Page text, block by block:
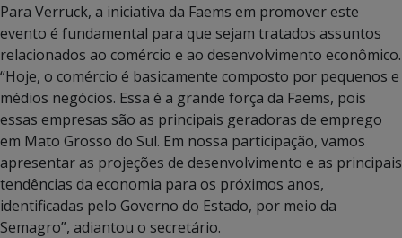
Para Verruck, a iniciativa da Faems em promover este
evento é fundamental para que sejam tratados assuntos
relacionados ao comércio e ao desenvolvimento econômico.
“Hoje, o comércio é basicamente composto por pequenos e
médios negócios. Essa é a grande força da Faems, pois
essas empresas são as principais geradoras de emprego
em Mato Grosso do Sul. Em nossa participação, vamos
apresentar as projeções de desenvolvimento e as principais
tendências da economia para os próximos anos,
identificadas pelo Governo do Estado, por meio da
Semagro”, adiantou o secretário.